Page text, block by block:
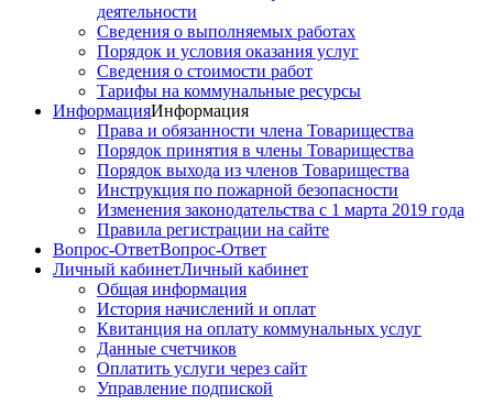
деятельности
Сведения о выполняемых работах
Порядок и условия оказания услуг
Сведения о стоимости работ
Тарифы на коммунальные ресурсы
ИнформацияИнформация
Права и обязанности члена Товарищества
Порядок принятия в члены Товарищества
Порядок выхода из членов Товарищества
Инструкция по пожарной безопасности
Изменения законодательства с 1 марта 2019 года
Правила регистрации на сайте
Вопрос-ОтветВопрос-Ответ
Личный кабинетЛичный кабинет
Общая информация
История начислений и оплат
Квитанция на оплату коммунальных услуг
Данные счетчиков
Оплатить услуги через сайт
Управление подпиской